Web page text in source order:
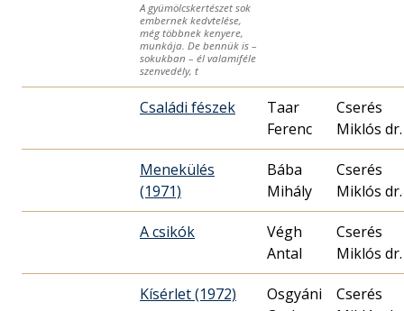
A gyümölcskertészet sok
embernek kedvtelése,
még többnek kenyere,
munkája. De bennük is –
sokukban – él valamiféle
szenvedély, t
Családi fészek
Taar
Ferenc
Cserés
Miklós dr.
Menekülés
(1971)
Bába
Mihály
Cserés
Miklós dr.
A csikók
Végh
Antal
Cserés
Miklós dr.
Kísérlet (1972)
Osgyáni
Cserés